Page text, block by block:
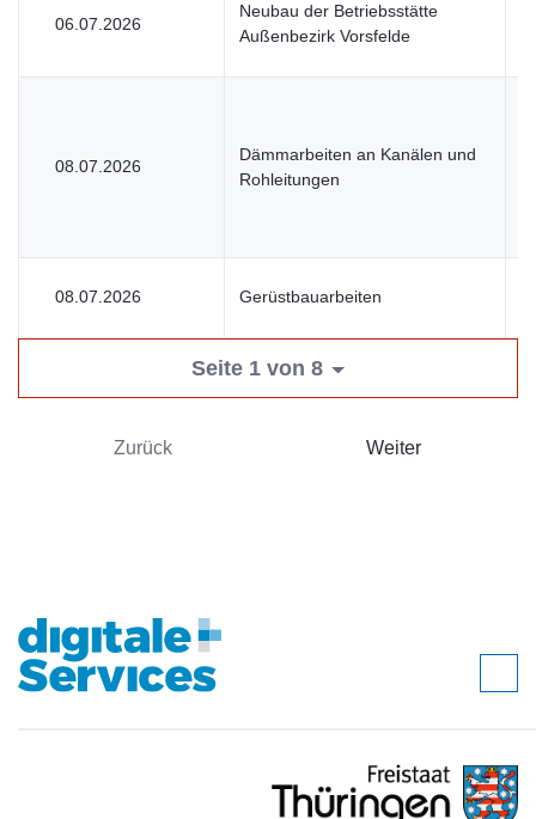
06.07.2026
Neubau der Betriebsstätte
Außenbezirk Vorsfelde
08.07.2026
Dämmarbeiten an Kanälen und
Rohleitungen
08.07.2026 Gerüstbauarbeiten
Seite 1 von 8
Zurück Weiter